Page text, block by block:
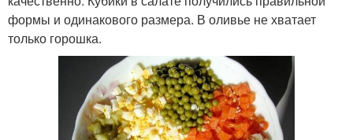
формы и одинакового размера. В оливье не хватает
только горошка.